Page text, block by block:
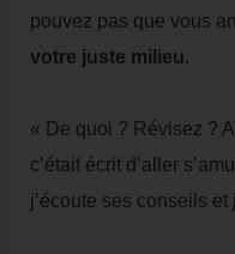
pouvez pas que vous
votre juste milieu.
« De quoi ? Révisez ?
c’était écrit d’aller
j’écoute ses conseils